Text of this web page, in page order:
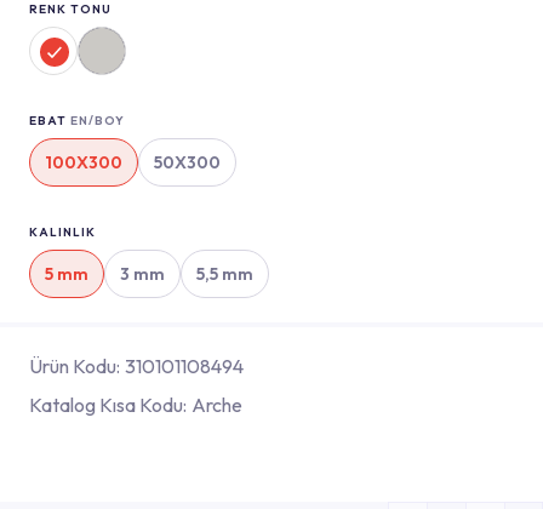
RENK TONU
EBAT EN/BOY
100X300 50X300
KALINLIK
5 mm 3 mm 5,5 mm
Ürün Kodu: 310101108494
Katalog Kısa Kodu: Arche